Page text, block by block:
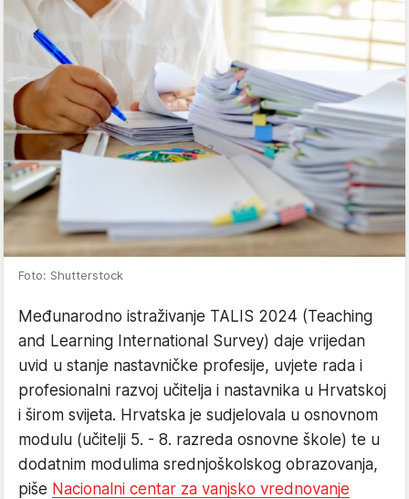
Foto: Shutterstock
Međunarodno istraživanje TALIS 2024 (Teaching
and Learning International Survey) daje vrijedan
uvid u stanje nastavničke profesije, uvjete rada i
profesionalni razvoj učitelja i nastavnika u Hrvatskoj
i širom svijeta. Hrvatska je sudjelovala u osnovnom
modulu (učitelji 5. - 8. razreda osnovne škole) te u
dodatnim modulima srednjoškolskog obrazovanja,
piše Nacionalni centar za vanjsko vrednovanje